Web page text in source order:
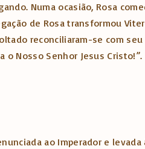
Numa ocasião, Rosa
de Rosa transformou
reconciliaram-se com
o Nosso Senhor Jesus Cristo!”.
ao Imperador e